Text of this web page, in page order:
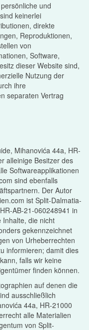
und
keinerlei
direkte
Reproduktionen,
von
Software,
dieser Website sind,
Nutzung der
ihre
separaten Vertrag
Mihanovića 44a, HR-
alleinige Besitzer des
Softwareapplikationen
sind ebenfalls
Der Autor
ist Split-Dalmatia-
AB-21-060248941 in
Inhalte, die nicht
gekennzeichnet
von Urheberrechten
informieren; damit dies
falls wir keine
finden können.
auf denen die
ausschließlich
44a, HR-21000
alle Materialien
von Split-